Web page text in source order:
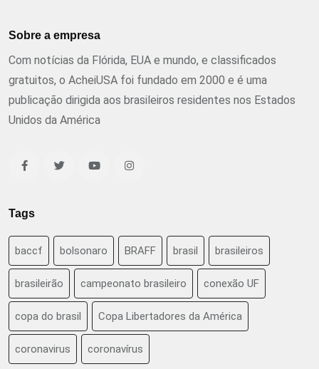
Sobre a empresa
Com notícias da Flórida, EUA e mundo, e classificados
gratuitos, o AcheiUSA foi fundado em 2000 e é uma
publicação dirigida aos brasileiros residentes nos Estados
Unidos da América
Tags
baccf bolsonaro BRAFF brasil brasileiros
brasileirão campeonato brasileiro conexão UF
copa do brasil Copa Libertadores da América
coronavirus coronavírus